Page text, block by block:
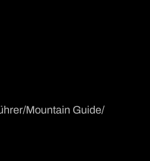
Mountain Guide/